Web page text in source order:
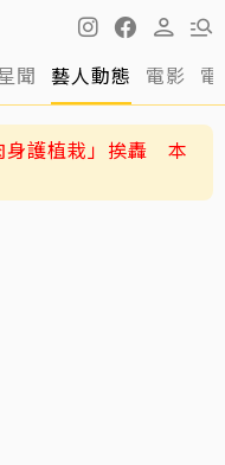
聞 藝人動態 電影
身護植栽」挨轟 本